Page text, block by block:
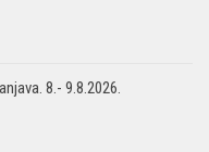
8.- 9.8.2026.